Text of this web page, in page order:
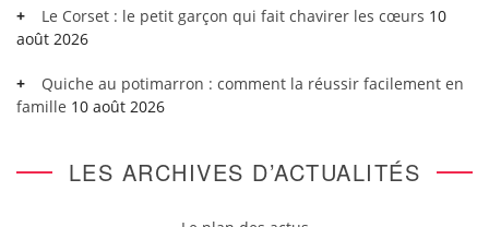
Le Corset : le petit garçon qui fait chavirer les cœurs 10
août 2026
Quiche au potimarron : comment la réussir facilement en
famille 10 août 2026
LES ARCHIVES D’ACTUALITÉS